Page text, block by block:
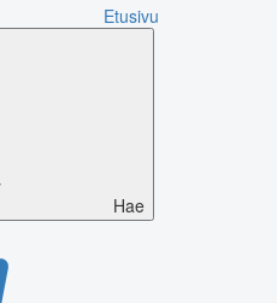
Etusivu
Hae